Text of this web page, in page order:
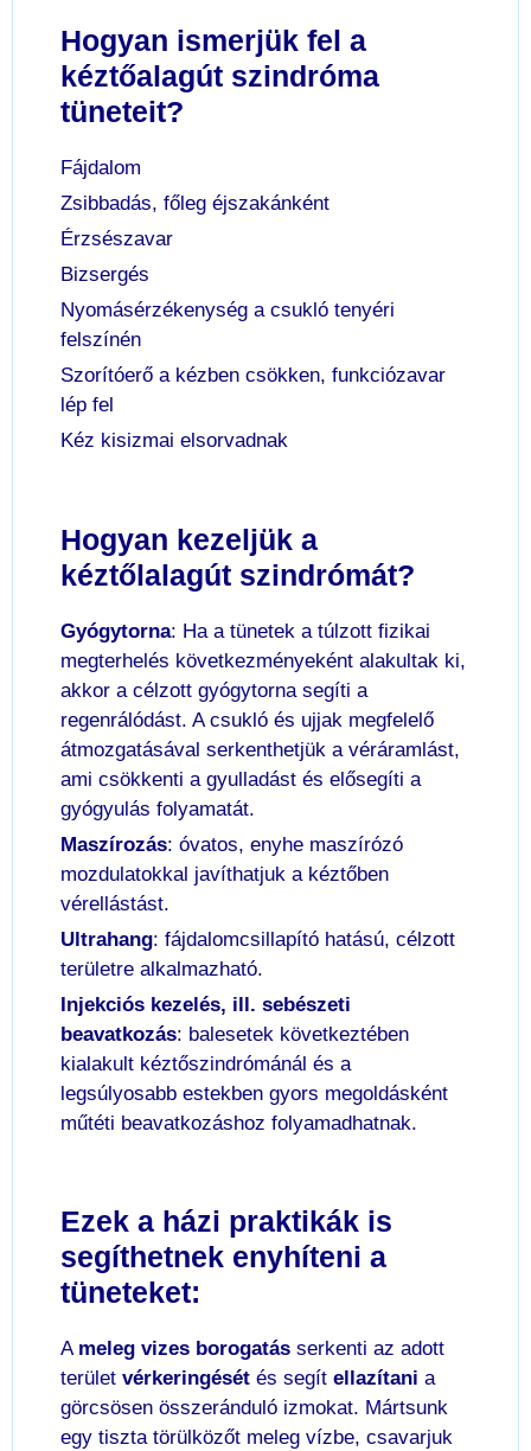
Hogyan ismerjük fel a
kéztőalagút szindróma
tüneteit?
Fájdalom
Zsibbadás, főleg éjszakánként
Érzsészavar
Bizsergés
Nyomásérzékenység a csukló tenyéri
felszínén
Szorítóerő a kézben csökken, funkciózavar
lép fel
Kéz kisizmai elsorvadnak
Hogyan kezeljük a
kéztőlalagút szindrómát?
Gyógytorna: Ha a tünetek a túlzott fizikai
megterhelés következményeként alakultak ki,
akkor a célzott gyógytorna segíti a
regenrálódást. A csukló és ujjak megfelelő
átmozgatásával serkenthetjük a véráramlást,
ami csökkenti a gyulladást és elősegíti a
gyógyulás folyamatát.
Maszírozás: óvatos, enyhe maszírózó
mozdulatokkal javíthatjuk a kéztőben
vérellástást.
Ultrahang: fájdalomcsillapító hatású, célzott
területre alkalmazható.
Injekciós kezelés, ill. sebészeti
beavatkozás: balesetek következtében
kialakult kéztőszindrómánál és a
legsúlyosabb estekben gyors megoldásként
műtéti beavatkozáshoz folyamadhatnak.
Ezek a házi praktikák is
segíthetnek enyhíteni a
tüneteket:
A meleg vizes borogatás serkenti az adott
terület vérkeringését és segít ellazítani a
görcsösen összeránduló izmokat. Mártsunk
egy tiszta törülközőt meleg vízbe, csavarjuk